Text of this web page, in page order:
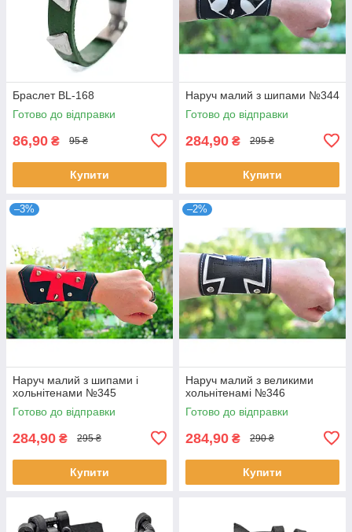
Браслет BL-168
Готово до відправки
86,90 ₴ 95 ₴
Купити
Наруч малий з шипами №344
Готово до відправки
284,90 ₴ 295 ₴
Купити
–3%
Наруч малий з шипами і
хольнітенами №345
Готово до відправки
284,90 ₴ 295 ₴
Купити
–2%
Наруч малий з великими
хольнітенамі №346
Готово до відправки
284,90 ₴ 290 ₴
Купити